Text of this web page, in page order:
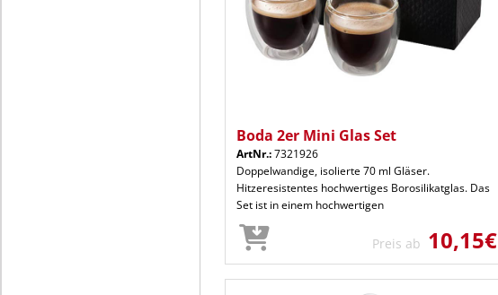
Boda 2er Mini Glas Set
ArtNr.:7321926
Doppelwandige, isolierte 70 ml Gläser.
Hitzeresistentes hochwertiges Borosilikatglas. Das
Set ist in einem hochwertigen
Preis ab 10,15€